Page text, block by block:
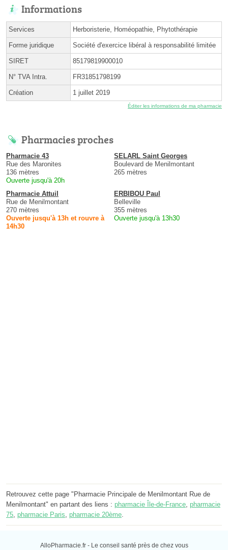
Informations
Services Herboristerie, Homéopathie, Phytothérapie
Forme juridique Société d'exercice libéral à responsabilité limitée
SIRET 85179819900010
N° TVA Intra. FR31851798199
Création 1 juillet 2019
Éditer les informations de ma pharmacie
Pharmacies proches
Pharmacie 43
Rue des Maronites
136 mètres
Ouverte jusqu'à 20h
SELARL Saint Georges
Boulevard de Menilmontant
265 mètres
Pharmacie Attuil
Rue de Menilmontant
270 mètres
Ouverte jusqu'à 13h et rouvre à
14h30
ERBIBOU Paul
Belleville
355 mètres
Ouverte jusqu'à 13h30
Retrouvez cette page "Pharmacie Principale de Menilmontant Rue de
Menilmontant" en partant des liens : pharmacie Île-de-France pharmacie
75 pharmacie Paris pharmacie 20ème
AlloPharmacie.fr - Le conseil santé près de chez vous